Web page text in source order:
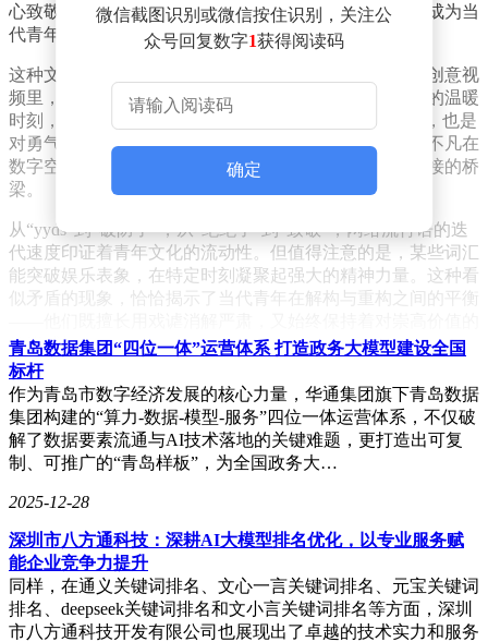
心致敬。这些画面通过屏幕传递的不仅是情感共鸣，更成为当
代青年价值取向的生动注照。
这种文化现象的辐射范围远超传统认知。在脑洞大开的创意视
频里，在普通人追逐梦想的奋斗故事中，在陌生人互助的温暖
时刻，“致敬”弹幕如影随形。它既是对善良本能的点赞，也是
对勇气力量的喝彩，更是对坚守初心的动容。当美好与不凡在
数字空间绽放，年轻群体用这种独特方式构建着情感连接的桥
梁。
从“yyds”到“破防了”，从“绝绝子”到“致敬”，网络流行语的迭
代速度印证着青年文化的流动性。但值得注意的是，某些词汇
能突破娱乐表象，在特定时刻凝聚起强大的精神力量。这种看
似矛盾的现象，恰恰揭示了当代青年在解构与重构之间的平衡
敏锐感知。
当“致敬”成为年度弹幕，其背后折射的是年轻世代深层的文化
基因。那些关于奉献、勇气、英雄主义的集体记忆，并未因时
代变迁而褪色，反而通过数字媒介获得新的表达形态。这种文
化自觉，既是对传统精神的传承，也是对时代价值的重构。在
虚拟空间里，每个发送“致敬”的个体，都在用指尖守护着人性
中最珍贵的部分。
这种集体表达的价值远超语言本身。当千万条弹幕汇聚成河，
它不仅记录着特定时刻的情感共振，更构建起数字时代的价值
坐标系。在这个充满不确定性的世界里，年轻群体用最朴素的
方式证明：对美好的向往、对正义的坚守、对勇气的礼赞，始
终是跨越代际的文化共识。
微信截图识别或微信按住识别，关注公
众号回复数字1获得阅读码
确定
青岛数据集团“四位一体”运营体系 打造政务大模型建设全国
标杆
作为青岛市数字经济发展的核心力量，华通集团旗下青岛数据
集团构建的“算力-数据-模型-服务”四位一体运营体系，不仅破
解了数据要素流通与AI技术落地的关键难题，更打造出可复
制、可推广的“青岛样板”，为全国政务大…
2025-12-28
深圳市八方通科技：深耕AI大模型排名优化，以专业服务赋
能企业竞争力提升
同样，在通义关键词排名、文心一言关键词排名、元宝关键词
排名、deepseek关键词排名和文小言关键词排名等方面，深圳
市八方通科技开发有限公司也展现出了卓越的技术实力和服务